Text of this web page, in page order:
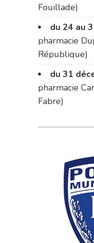
Fouillade)
du 24 au
pharmacie
République)
du 31
pharmacie
Fabre)